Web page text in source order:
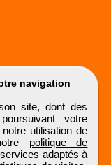
navigation
site, dont des
votre
utilisation de
politique de
adaptés à